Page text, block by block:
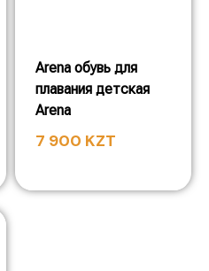
Arena обувь для
плавания детская
Arena
7 900 KZT